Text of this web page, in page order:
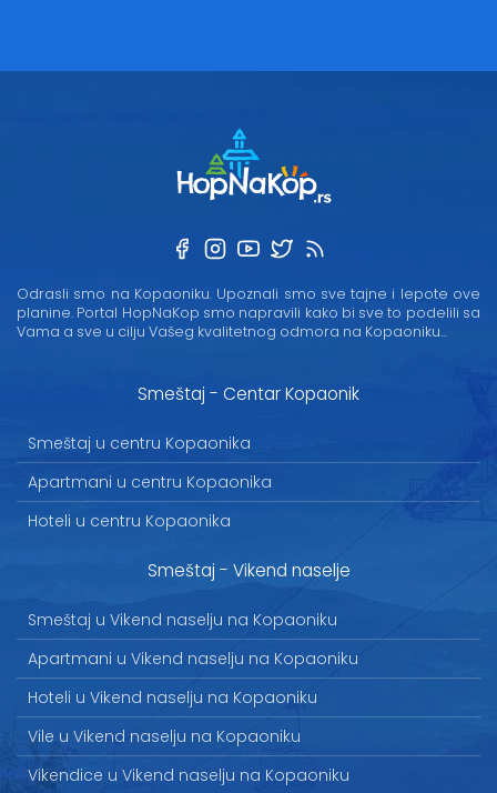
Odrasli smo na Kopaoniku. Upoznali smo sve tajne i lepote ove
planine. Portal HopNaKop smo napravili kako bi sve to podelili sa
Vama a sve u cilju Vašeg kvalitetnog odmora na Kopaoniku...
Smeštaj - Centar Kopaonik
Smeštaj u centru Kopaonika
Apartmani u centru Kopaonika
Hoteli u centru Kopaonika
Smeštaj - Vikend naselje
Smeštaj u Vikend naselju na Kopaoniku
Apartmani u Vikend naselju na Kopaoniku
Hoteli u Vikend naselju na Kopaoniku
Vile u Vikend naselju na Kopaoniku
Vikendice u Vikend naselju na Kopaoniku